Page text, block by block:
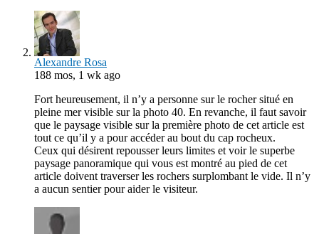
Alexandre Rosa
188 mos, 1 wk ago
Fort heureusement, il n’y a personne sur le rocher situé en
pleine mer visible sur la photo 40. En revanche, il faut savoir
que le paysage visible sur la première photo de cet article est
tout ce qu’il y a pour accéder au bout du cap rocheux.
Ceux qui désirent repousser leurs limites et voir le superbe
paysage panoramique qui vous est montré au pied de cet
article doivent traverser les rochers surplombant le vide. Il n’y
a aucun sentier pour aider le visiteur.